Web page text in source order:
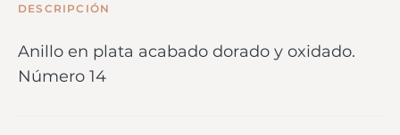
DESCRIPCIÓN
Anillo en plata acabado dorado y oxidado.
Número 14